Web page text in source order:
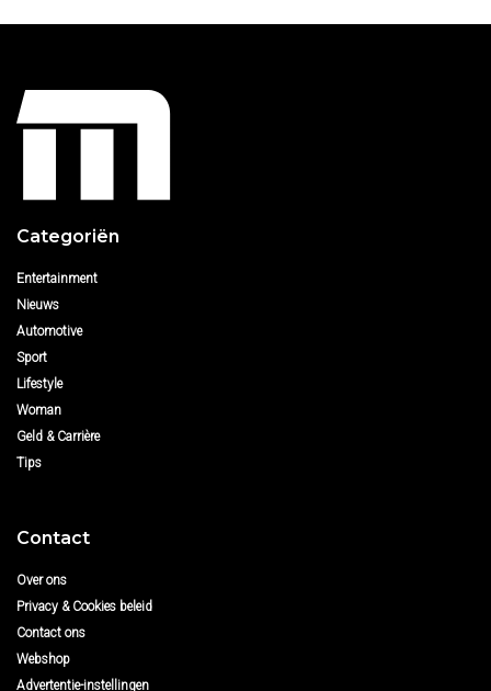
Categoriën
Entertainment
Nieuws
Automotive
Sport
Lifestyle
Woman
Geld & Carrière
Tips
Contact
Over ons
Privacy & Cookies beleid
Contact ons
Webshop
Advertentie-instellingen